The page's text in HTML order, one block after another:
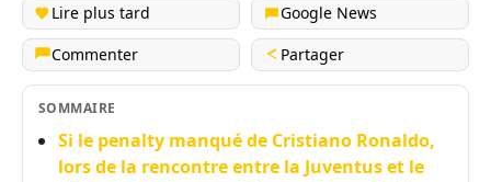
Lire plus tard
Google News
Commenter
Partager
SOMMAIRE
Si le penalty manqué de Cristiano Ronaldo,
lors de la rencontre entre la Juventus et le